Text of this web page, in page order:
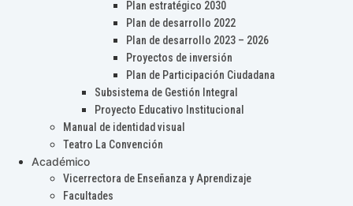
Plan estratégico 2030
Plan de desarrollo 2022
Plan de desarrollo 2023 – 2026
Proyectos de inversión
Plan de Participación Ciudadana
Subsistema de Gestión Integral
Proyecto Educativo Institucional
Manual de identidad visual
Teatro La Convención
Académico
Vicerrectora de Enseñanza y Aprendizaje
Facultades